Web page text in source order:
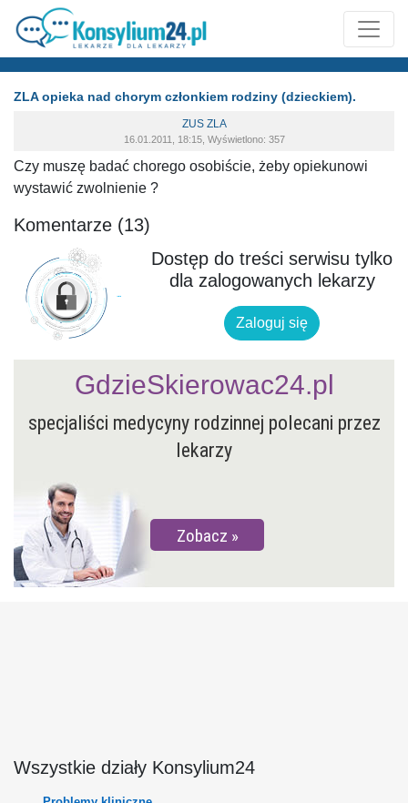
ZLA opieka nad chorym członkiem rodziny (dzieckiem).
ZUS ZLA
16.01.2011, 18:15, Wyświetlono: 357
Czy muszę badać chorego osobiście, żeby opiekunowi
wystawić zwolnienie ?
Komentarze (13)
Dostęp do treści serwisu tylko
dla zalogowanych lekarzy
Zaloguj się
specjaliści medycyny rodzinnej polecani przez
lekarzy
Zobacz
GdzieSkierowac24.pl
Wszystkie działy Konsylium24